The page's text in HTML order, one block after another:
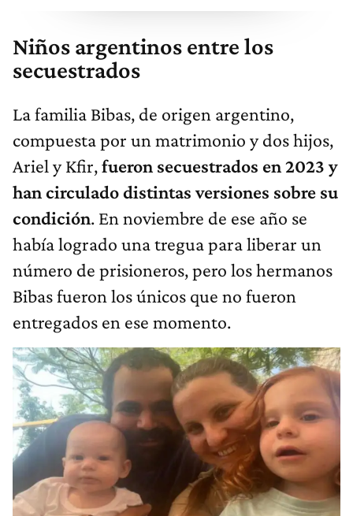
Niños argentinos entre los
secuestrados
La familia Bibas, de origen argentino,
compuesta por un matrimonio y dos hijos,
Ariel y Kfir,fueron secuestrados en 2023 y
han circulado distintas versiones sobre su
condición. En noviembre de ese año se
había logrado una tregua para liberar un
número de prisioneros, pero los hermanos
Bibas fueron los únicos que no fueron
entregados en ese momento.